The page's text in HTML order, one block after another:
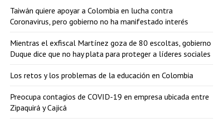
Taiwán quiere apoyar a Colombia en lucha contra
Coronavirus, pero gobierno no ha manifestado interés
Mientras el exfiscal Martínez goza de 80 escoltas, gobierno
Duque dice que no hay plata para proteger a líderes sociales
Los retos y los problemas de la educación en Colombia
Preocupa contagios de COVID-19 en empresa ubicada entre
Zipaquirá y Cajicá